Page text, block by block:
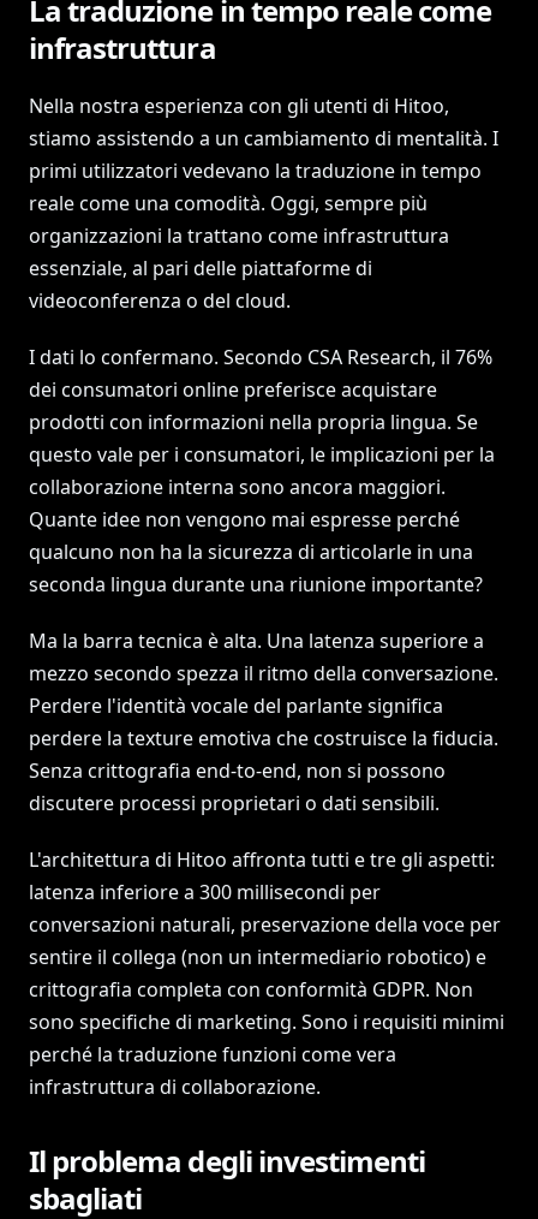
La traduzione in tempo reale come
infrastruttura
Nella nostra esperienza con gli utenti di Hitoo,
stiamo assistendo a un cambiamento di mentalità. I
primi utilizzatori vedevano la traduzione in tempo
reale come una comodità. Oggi, sempre più
organizzazioni la trattano come infrastruttura
essenziale, al pari delle piattaforme di
videoconferenza o del cloud.
I dati lo confermano. Secondo CSA Research, il 76%
dei consumatori online preferisce acquistare
prodotti con informazioni nella propria lingua. Se
questo vale per i consumatori, le implicazioni per la
collaborazione interna sono ancora maggiori.
Quante idee non vengono mai espresse perché
qualcuno non ha la sicurezza di articolarle in una
seconda lingua durante una riunione importante?
Ma la barra tecnica è alta. Una latenza superiore a
mezzo secondo spezza il ritmo della conversazione.
Perdere l'identità vocale del parlante significa
perdere la texture emotiva che costruisce la fiducia.
Senza crittografia end-to-end, non si possono
discutere processi proprietari o dati sensibili.
L'architettura di Hitoo affronta tutti e tre gli aspetti:
latenza inferiore a 300 millisecondi per
conversazioni naturali, preservazione della voce per
sentire il collega (non un intermediario robotico) e
crittografia completa con conformità GDPR. Non
sono specifiche di marketing. Sono i requisiti minimi
perché la traduzione funzioni come vera
infrastruttura di collaborazione.
Il problema degli investimenti
sbagliati